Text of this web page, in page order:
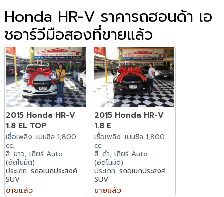
Honda HR-V ราคารถฮอนด้า เอ
ชอาร์วีมือสองที่ขายแล้ว
2015 Honda HR-V
1.8 EL TOP
เชื้อเพลิง: เบนซิล 1,800
cc.
สี: ขาว, เกียร์ Auto
(อัตโนมัติ)
ประเภท:รถอเนกประสงค์
SUV
ขายแล้ว
2015 Honda HR-V
1.8 E
เชื้อเพลิง: เบนซิล 1,800
cc.
สี: ดำ, เกียร์ Auto
(อัตโนมัติ)
ประเภท: รถอเนกประสงค์
SUV
ขายแล้ว